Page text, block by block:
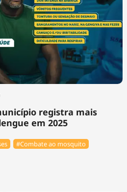
registra mais
em 2025
#Combate ao mosquito